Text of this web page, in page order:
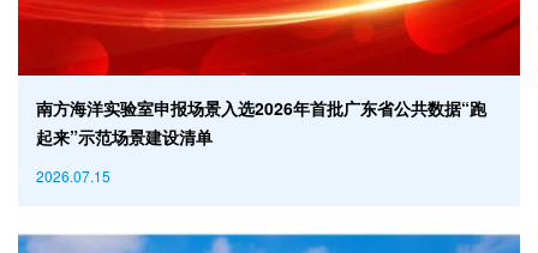
南方海洋实验室申报场景入选2026年首批广东省公共数据“跑
起来”示范场景建设清单
2026.07.15